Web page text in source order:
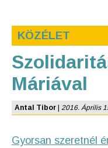
KÖZÉLET
Máriával
Antal Tibor 2016. Április
Gyorsan szeretnél